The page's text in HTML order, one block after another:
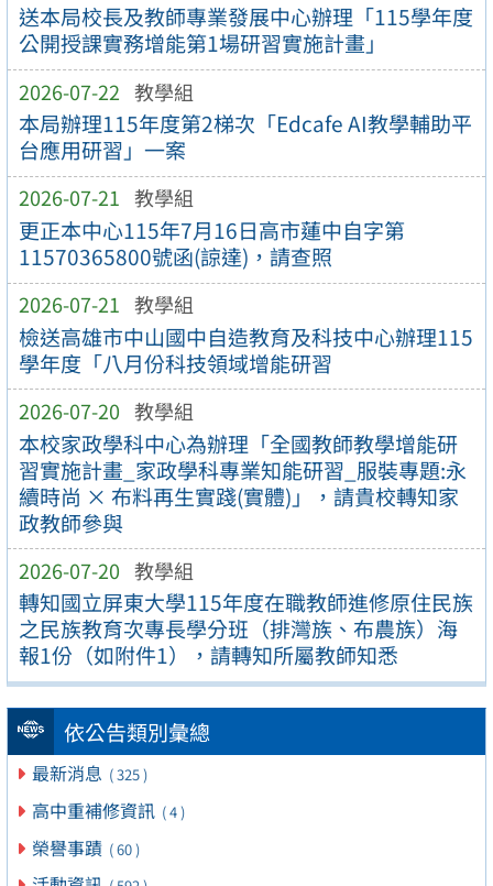
送本局校長及教師專業發展中心辦理「115學年度
公開授課實務增能第1場研習實施計畫」
2026-07-22 教學組
本局辦理115年度第2梯次「Edcafe AI教學輔助平
台應用研習」一案
2026-07-21 教學組
更正本中心115年7月16日高市蓮中自字第
11570365800號函(諒達)，請查照
2026-07-21 教學組
檢送高雄市中山國中自造教育及科技中心辦理115
學年度「八月份科技領域增能研習
2026-07-20 教學組
本校家政學科中心為辦理「全國教師教學增能研
習實施計畫_家政學科專業知能研習_服裝專題:永
續時尚 × 布料再生實踐(實體)」，請貴校轉知家
政教師參與
2026-07-20 教學組
轉知國立屏東大學115年度在職教師進修原住民族
之民族教育次專長學分班（排灣族、布農族）海
報1份（如附件1），請轉知所屬教師知悉
依公告類別彙總
最新消息 ( 325 )
高中重補修資訊 ( 4 )
榮譽事蹟 ( 60 )